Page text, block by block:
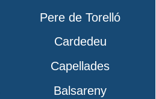
Pere de Torelló
Cardedeu
Capellades
Balsareny